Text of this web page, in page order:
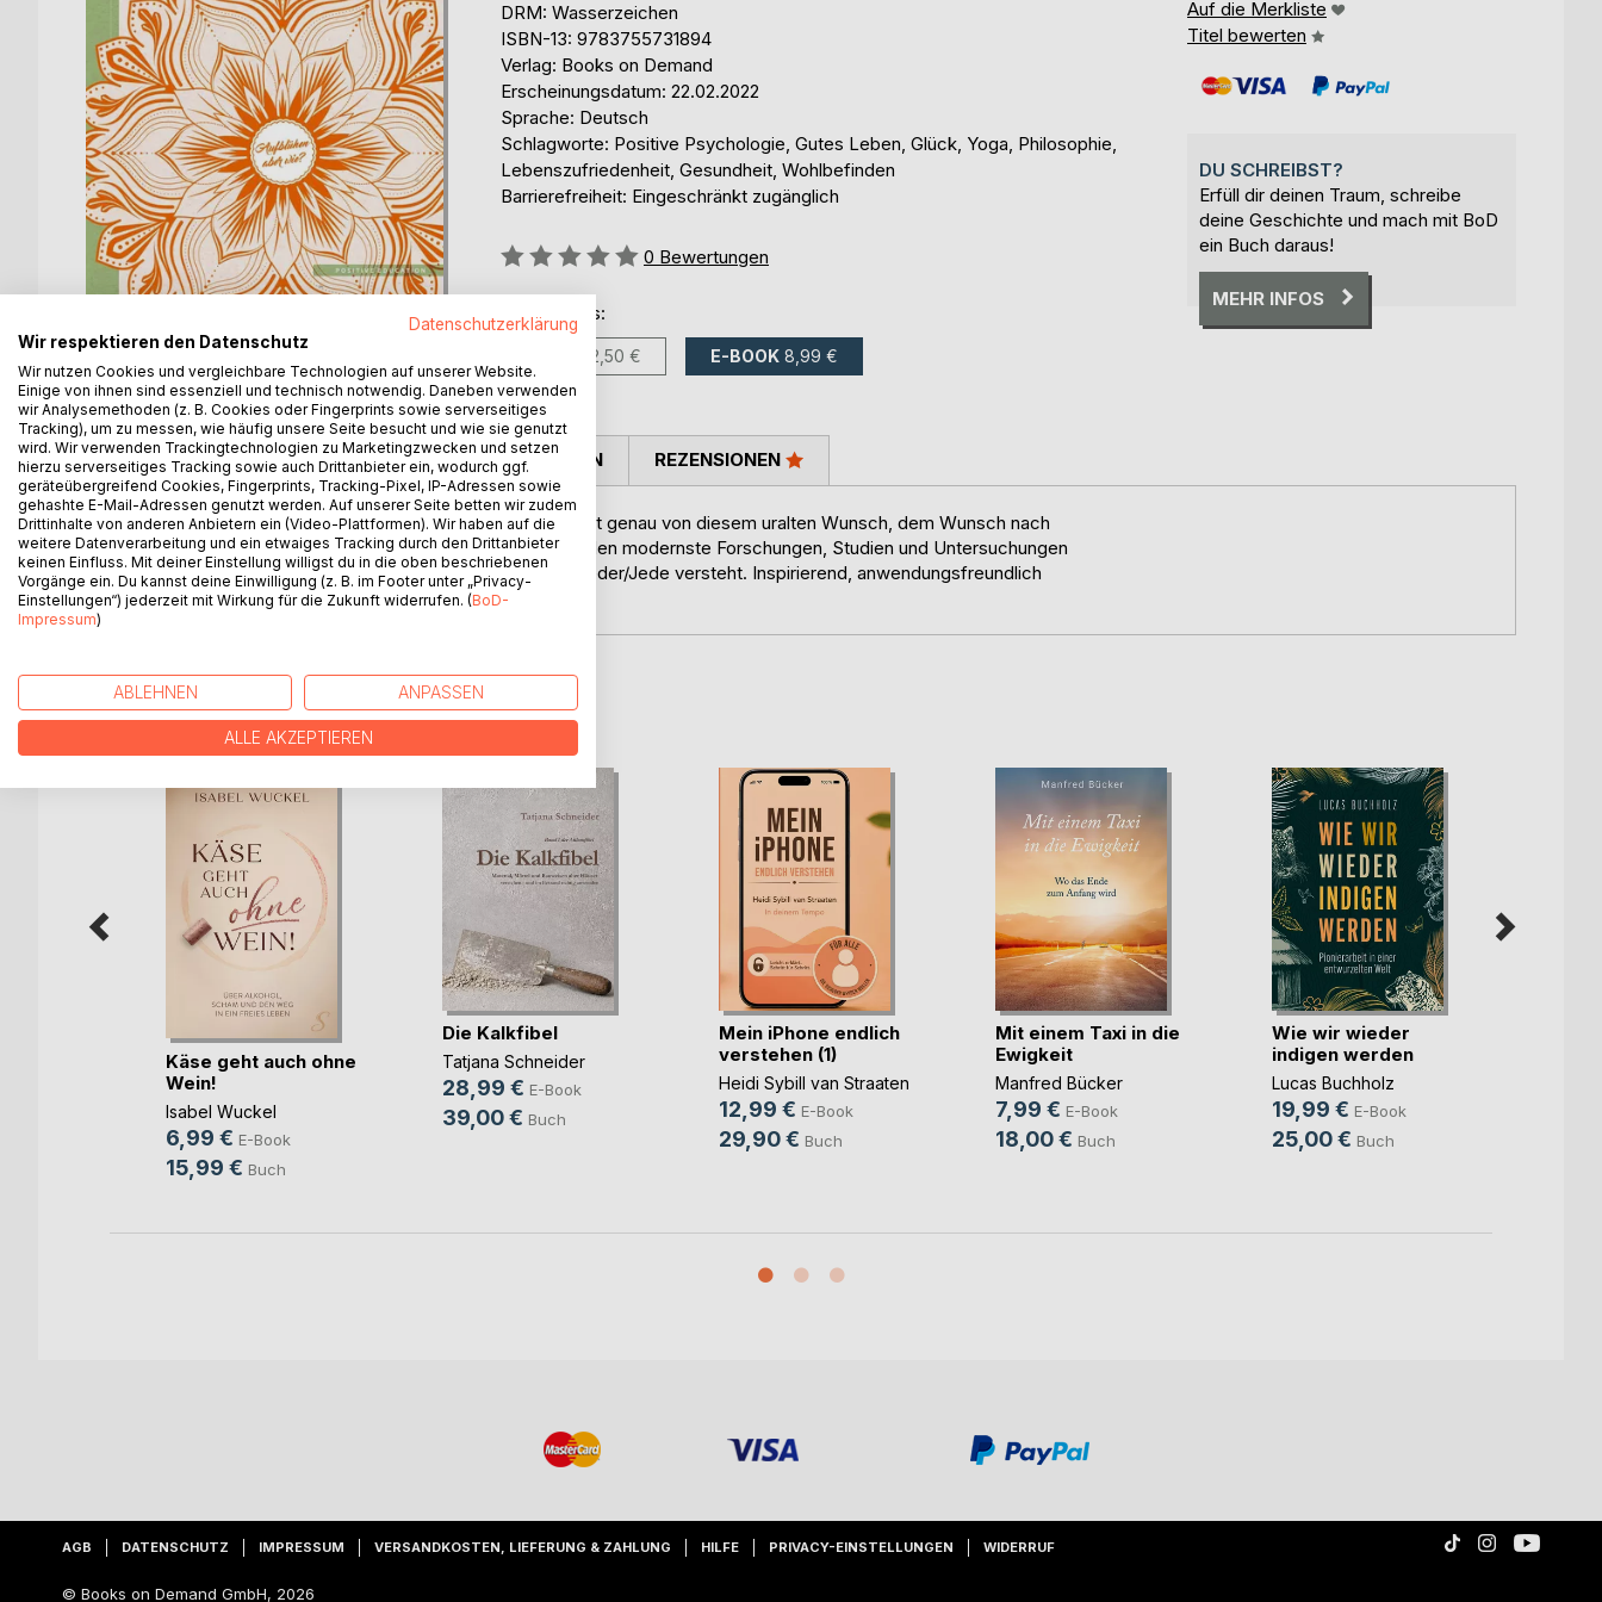
DRM: Wasserzeichen
ISBN-13: 9783755731894
Verlag: Books on Demand
Erscheinungsdatum: 22.02.2022
Sprache: Deutsch
Schlagworte: Positive Psychologie, Gutes Leben, Glück, Yoga, Philosophie,
Lebenszufriedenheit, Gesundheit, Wohlbefinden
Barrierefreiheit: Eingeschränkt zugänglich
Bewertung::
0 Bewertungen
erhältlich als:
22,50 € E-BOOK 8,99 €
Auf die Merkliste
Titel bewerten
DU SCHREIBST?
Erfüll dir deinen Traum, schreibe
deine Geschichte und mach mit BoD
ein Buch daraus!
MEHR INFOS
BESCHREIBUNG
Das Buch "Das Gute Leben. Aufblühen, aber wie?" handelt genau von diesem uralten Wunsch, dem Wunsch nach
einem guten, gelingenden Leben. Die Grundlage dafür bilden modernste Forschungen, Studien und Untersuchungen
aus der Psychologie. Alles jedoch in einer Sprache, die Jeder/Jede versteht. Inspirierend, anwendungsfreundlich
und alltagstauglich.
AUTOR/IN PRESSESTIMMEN REZENSIONEN
WEITERE TITEL BEIBoD
Käse geht auch ohne
Wein!
Isabel Wuckel
6,99 € E-Book
15,99 € Buch
Die Kalkfibel
Tatjana Schneider
28,99 € E-Book
39,00 € Buch
Mein iPhone endlich
verstehen (1)
Heidi Sybill van Straaten
12,99 € E-Book
29,90 € Buch
Mit einem Taxi in die
Ewigkeit
Manfred Bücker
7,99 € E-Book
18,00 € Buch
Wie wir wieder
indigen werden
Lucas Buchholz
19,99 € E-Book
25,00 € Buch
AGB DATENSCHUTZ IMPRESSUM VERSANDKOSTEN, LIEFERUNG & ZAHLUNG HILFE PRIVACY-EINSTELLUNGEN WIDERRUF
© Books on Demand GmbH, 2026
Datenschutzerklärung
Wir respektieren den Datenschutz
Wir nutzen Cookies und vergleichbare Technologien auf unserer Website.
Einige von ihnen sind essenziell und technisch notwendig. Daneben verwenden
wir Analysemethoden (z. B. Cookies oder Fingerprints sowie serverseitiges
Tracking), um zu messen, wie häufig unsere Seite besucht und wie sie genutzt
wird. Wir verwenden Trackingtechnologien zu Marketingzwecken und setzen
hierzu serverseitiges Tracking sowie auch Drittanbieter ein, wodurch ggf.
geräteübergreifend Cookies, Fingerprints, Tracking-Pixel, IP-Adressen sowie
gehashte E-Mail-Adressen genutzt werden. Auf unserer Seite betten wir zudem
Drittinhalte von anderen Anbietern ein (Video-Plattformen). Wir haben auf die
weitere Datenverarbeitung und ein etwaiges Tracking durch den Drittanbieter
keinen Einfluss. Mit deiner Einstellung willigst du in die oben beschriebenen
Vorgänge ein. Du kannst deine Einwilligung (z. B. im Footer unter „Privacy-
Einstellungen“) jederzeit mit Wirkung für die Zukunft widerrufen. (BoD-
Impressum)
ABLEHNEN ANPASSEN
ALLE AKZEPTIEREN